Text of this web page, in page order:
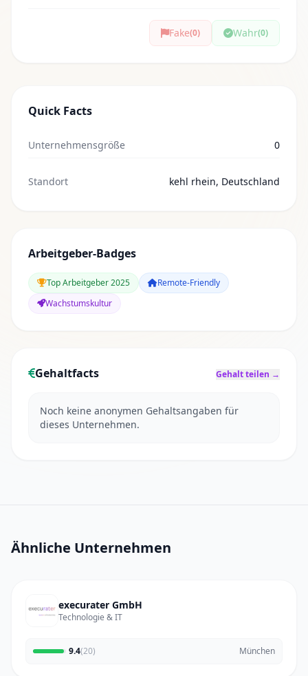
Fake(0) Wahr(0)
Quick Facts
Unternehmensgröße 0
Standort kehl rhein, Deutschland
Arbeitgeber-Badges
Top Arbeitgeber 2025
Remote-Friendly
Wachstumskultur
Gehaltfacts Gehalt teilen →
Noch keine anonymen Gehaltsangaben für
dieses Unternehmen.
Ähnliche Unternehmen
execurater GmbH
Technologie & IT
9.4(20) München